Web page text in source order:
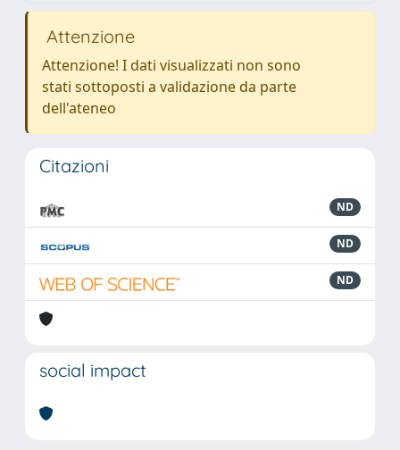
Attenzione
Attenzione! I dati visualizzati non sono
stati sottoposti a validazione da parte
dell'ateneo
Citazioni
ND
ND
ND
social impact